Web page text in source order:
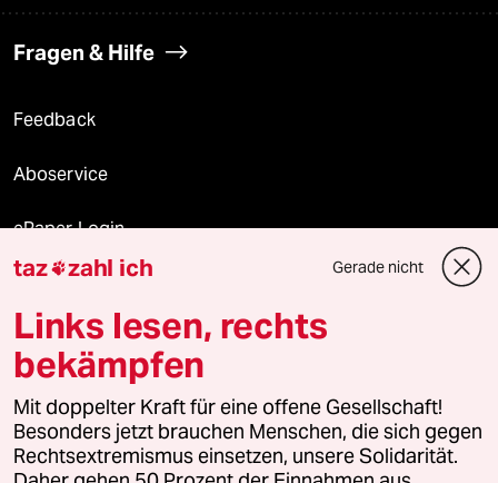
Fragen & Hilfe
Feedback
Aboservice
ePaper Login
Downloads für Abonnierende
© 2026 taz Verlags und Vertriebs GmbH
Alle Rechte vorbehalten. Bei rechtlichen Fragen oder für Genehmigungen
wenden Sie sich bitte an
lizenzen@taz.de
taz zahl ich Gerade nicht
Links lesen, rechts
bekämpfen
Mit doppelter Kraft für eine offene Gesellschaft!
Besonders jetzt brauchen Menschen, die sich gegen
Rechtsextremismus einsetzen, unsere Solidarität.